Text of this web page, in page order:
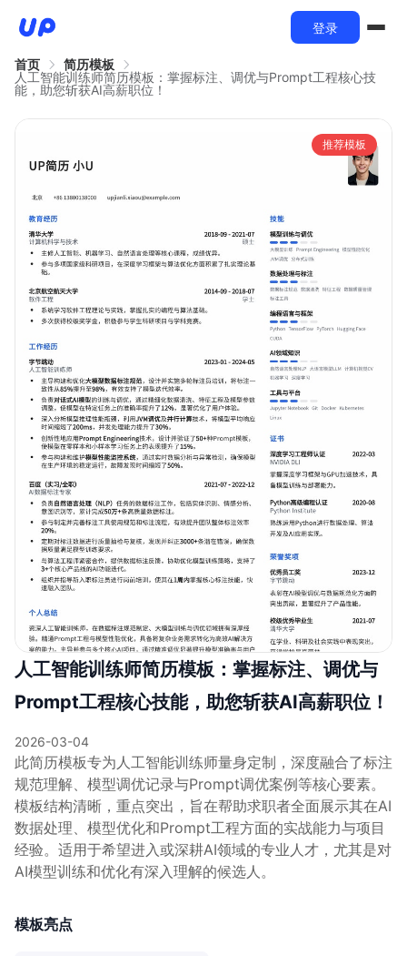
登录
首页
简历模板
人工智能训练师简历模板：掌握标注、调优与Prompt工程核心技
能，助您斩获AI高薪职位！
推荐模板
人工智能训练师简历模板：掌握标注、调优与
Prompt工程核心技能，助您斩获AI高薪职位！
2026-03-04
此简历模板专为人工智能训练师量身定制，深度融合了标注
规范理解、模型调优记录与Prompt调优案例等核心要素。
模板结构清晰，重点突出，旨在帮助求职者全面展示其在AI
数据处理、模型优化和Prompt工程方面的实战能力与项目
经验。适用于希望进入或深耕AI领域的专业人才，尤其是对
AI模型训练和优化有深入理解的候选人。
模板亮点